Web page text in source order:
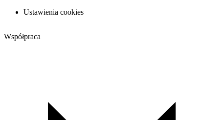
Ustawienia cookies
Współpraca